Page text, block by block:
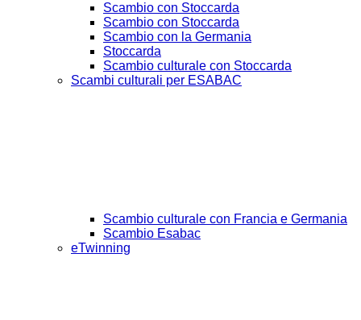
Scambio con Stoccarda
Scambio con Stoccarda
Scambio con la Germania
Stoccarda
Scambio culturale con Stoccarda
Scambi culturali per ESABAC
Scambio culturale con Francia e Germania
Scambio Esabac
eTwinning